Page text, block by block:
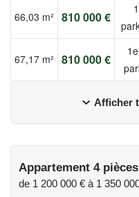
66,03 m² 810 000 €
67,17 m² 810 000 €
Afficher
Appartement 4 pièces
de 1 200 000 € à 1 350